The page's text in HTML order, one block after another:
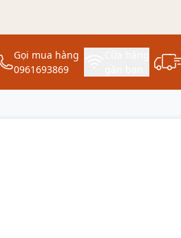
Gọi mua hàng
0961693869